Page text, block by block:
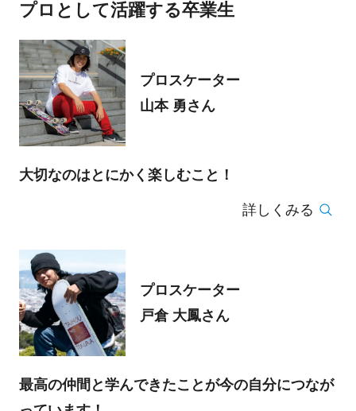
プロとして活躍する卒業生
プロスケーター
山本 勇さん
大切なのはとにかく楽しむこと！
詳しくみる
プロスケーター
戸倉 大鳳さん
最高の仲間と学んできたことが今の自分につなが